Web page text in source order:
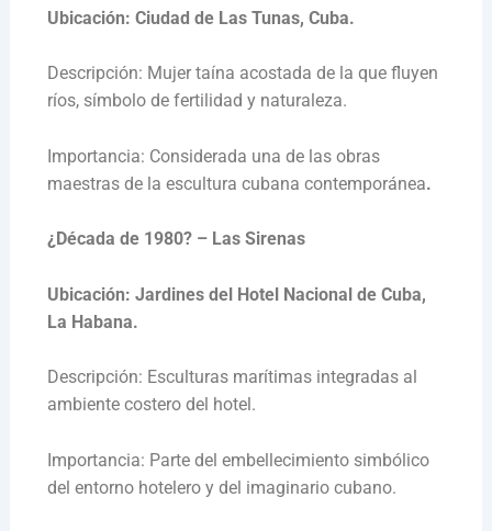
Ubicación: Ciudad de Las Tunas, Cuba.
Descripción: Mujer taína acostada de la que fluyen
ríos, símbolo de fertilidad y naturaleza.
Importancia: Considerada una de las obras
maestras de la escultura cubana contemporánea.
¿Década de 1980? – Las Sirenas
Ubicación: Jardines del Hotel Nacional de Cuba,
La Habana.
Descripción: Esculturas marítimas integradas al
ambiente costero del hotel.
Importancia: Parte del embellecimiento simbólico
del entorno hotelero y del imaginario cubano.